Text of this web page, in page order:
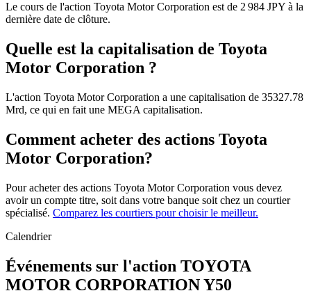
Le cours de l'action Toyota Motor Corporation est de 2 984 JPY à la
dernière date de clôture.
Quelle est la capitalisation de Toyota
Motor Corporation ?
L'action Toyota Motor Corporation a une capitalisation de 35327.78
Mrd, ce qui en fait une MEGA capitalisation.
Comment acheter des actions Toyota
Motor Corporation?
Pour acheter des actions Toyota Motor Corporation vous devez
avoir un compte titre, soit dans votre banque soit chez un courtier
spécialisé. Comparez les courtiers pour choisir le meilleur.
Calendrier
Événements sur l'action TOYOTA
MOTOR CORPORATION Y50